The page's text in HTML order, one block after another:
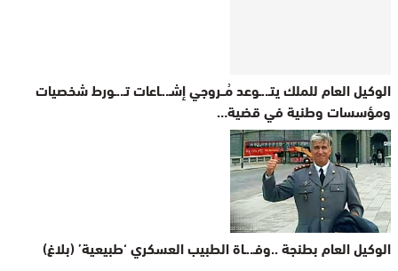
الوكيل العام للملك يتـ..ـوعد مُــروجي إشـ..ـاعات تـ..ـورط شخصيات
ومؤسسات وطنية في قضية…
الوكيل العام بطنجة ..وفـ..ـاة الطبيب العسكري ‘طبيعية’ (بلاغ)